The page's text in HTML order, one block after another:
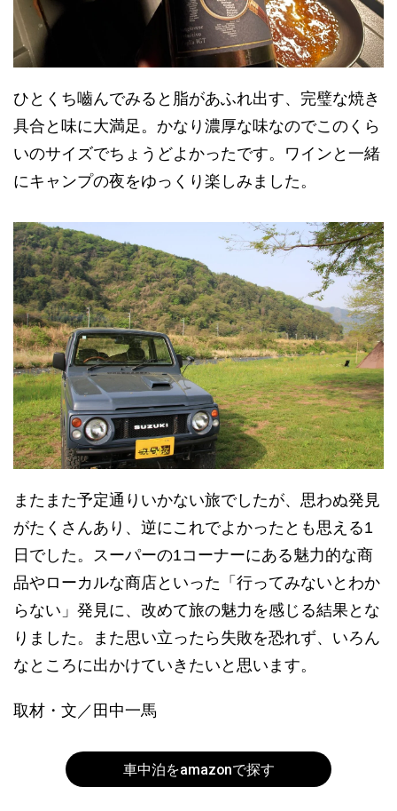
ひとくち嚙んでみると脂があふれ出す、完璧な焼き
具合と味に大満足。かなり濃厚な味なのでこのくら
いのサイズでちょうどよかったです。ワインと一緒
にキャンプの夜をゆっくり楽しみました。
またまた予定通りいかない旅でしたが、思わぬ発見
がたくさんあり、逆にこれでよかったとも思える1
日でした。スーパーの1コーナーにある魅力的な商
品やローカルな商店といった「行ってみないとわか
らない」発見に、改めて旅の魅力を感じる結果とな
りました。また思い立ったら失敗を恐れず、いろん
なところに出かけていきたいと思います。
取材・文／田中一馬
車中泊をamazonで探す